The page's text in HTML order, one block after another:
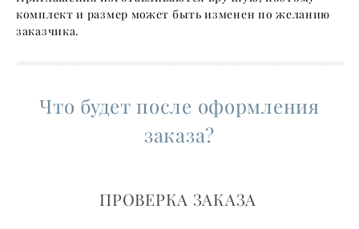
комплект и размер может быть изменен по желанию
заказчика.
Что будет после оформления
заказа?
ПРОВЕРКА ЗАКАЗА